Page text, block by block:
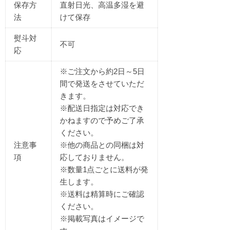
保存方
法
直射日光、高温多湿を避
けて保存
熨斗対
応
不可
注意事
項
※ご注文から約2日～5日
間で発送をさせていただ
きます。
※配送日指定は対応でき
かねますので予めご了承
ください。
※他の商品との同梱は対
応しておりません。
※数量1点ごとに送料が発
生します。
※送料は精算時にご確認
ください。
※掲載写真はイメージで